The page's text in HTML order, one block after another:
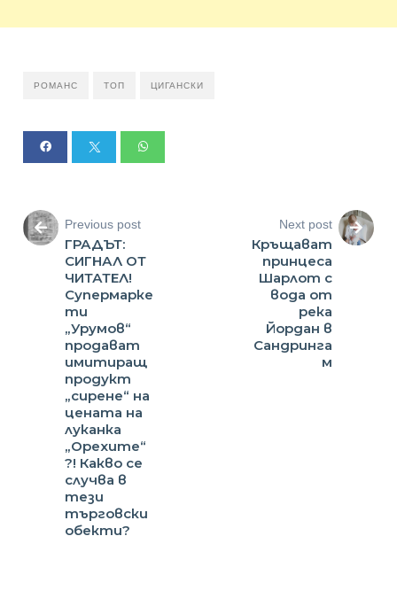
РОМАНС ТОП ЦИГАНСКИ
Previous post
ГРАДЪТ:
СИГНАЛ ОТ
ЧИТАТЕЛ!
Супермарке
ти
„Урумов“
продават
имитиращ
продукт
„сирене“ на
цената на
луканка
„Орехите“
?! Какво се
случва в
тези
търговски
обекти?
Next post
Кръщават
принцеса
Шарлот с
вода от
река
Йордан в
Сандринга
м